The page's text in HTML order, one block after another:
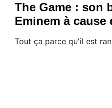
The Game : son
Eminem à cause
Tout ça parce qu'il est